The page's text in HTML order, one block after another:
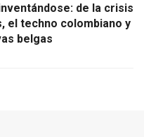
de la crisis
el techno colombiano y
belgas